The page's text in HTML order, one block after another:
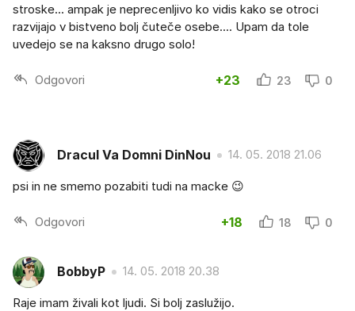
stroske... ampak je neprecenljivo ko vidis kako se otroci
razvijajo v bistveno bolj čuteče osebe.... Upam da tole
uvedejo se na kaksno drugo solo!
Odgovori +23 23 0
Dracul Va Domni DinNou 14. 05. 2018 21.06
psi in ne smemo pozabiti tudi na macke 😉
Odgovori +18 18 0
BobbyP 14. 05. 2018 20.38
Raje imam živali kot ljudi. Si bolj zaslužijo.